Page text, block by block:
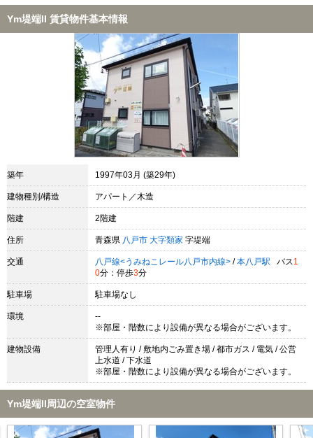
Ym堤端II 賃貸物件基本情報
築年 1997年03月 (築29年)
建物種別/構造 アパート／木造
階建 2階建
住所 青森県 八戸市 大字類家 字堤端
交通 八戸線<うみねこレール八戸市内線> / 本八戸駅 バス 1
0分：停歩3分
駐車場 駐車場なし
環境
--
※部屋・階数により設備が異なる場合がございます。
建物設備
管理人有り / 敷地内ごみ置き場 / 都市ガス / 電気 / 公営
上水道 / 下水道
※部屋・階数により設備が異なる場合がございます。
Ym堤端II周辺の空室物件